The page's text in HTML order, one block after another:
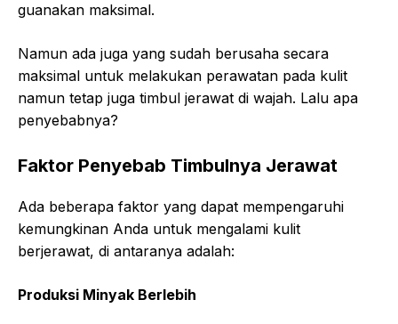
guanakan maksimal.
Namun ada juga yang sudah berusaha secara
maksimal untuk melakukan perawatan pada kulit
namun tetap juga timbul jerawat di wajah. Lalu apa
penyebabnya?
Faktor Penyebab Timbulnya Jerawat
Ada beberapa faktor yang dapat mempengaruhi
kemungkinan Anda untuk mengalami kulit
berjerawat, di antaranya adalah:
Produksi Minyak Berlebih